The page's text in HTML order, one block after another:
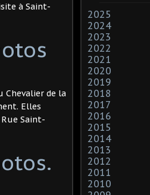
à Saint-
Chevalier de la
Elles
Saint-
2025
2024
2023
2022
2021
2020
2019
2018
2017
2016
2015
2014
2013
2012
2011
2010